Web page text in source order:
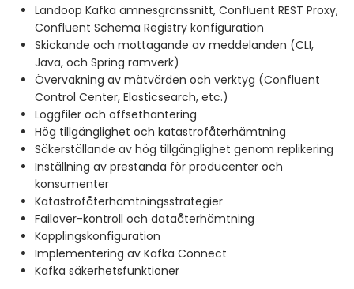
Landoop Kafka ämnesgränssnitt, Confluent REST Proxy,
Confluent Schema Registry konfiguration
Skickande och mottagande av meddelanden (CLI,
Java, och Spring ramverk)
Övervakning av mätvärden och verktyg (Confluent
Control Center, Elasticsearch, etc.)
Loggfiler och offsethantering
Hög tillgänglighet och katastrofåterhämtning
Säkerställande av hög tillgänglighet genom replikering
Inställning av prestanda för producenter och
konsumenter
Katastrofåterhämtningsstrategier
Failover-kontroll och dataåterhämtning
Kopplingskonfiguration
Implementering av Kafka Connect
Kafka säkerhetsfunktioner